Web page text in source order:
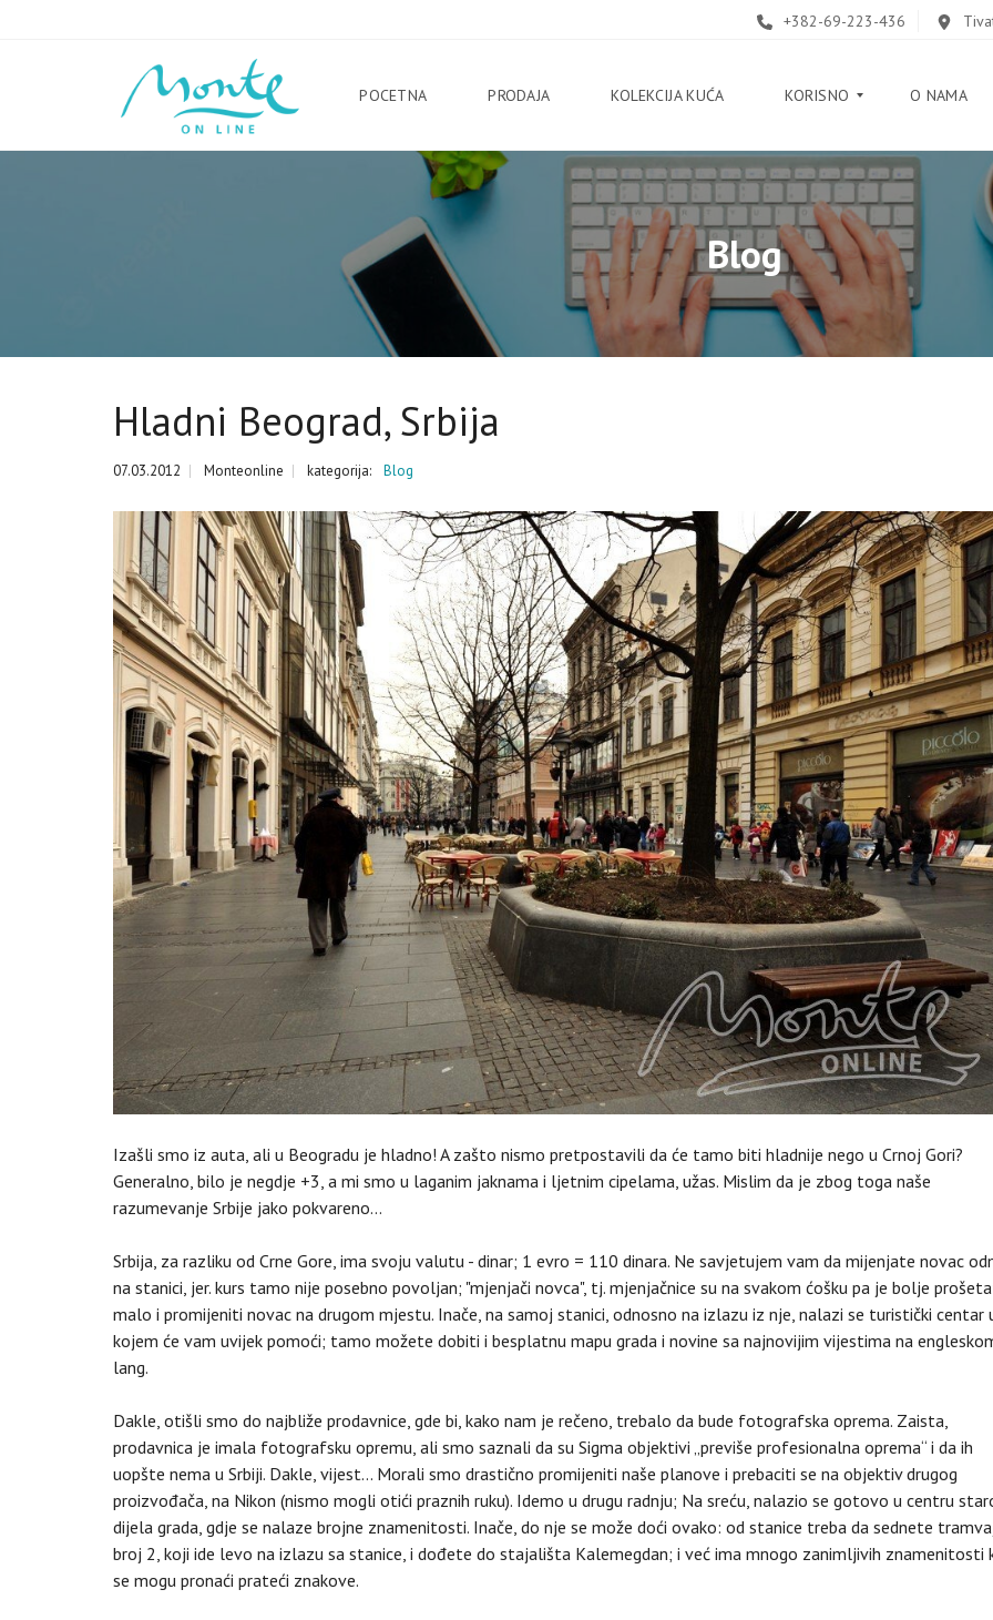
+382-69-223-436
POCETNA PRODAJA KOLEKCIJA KUĆA KORISNO
B
L
O
G
V
O
D
S
N
E
I
N
F
O
R
M
A
C
I
J
E
O NAMA
Blog
Hladni Beograd, Srbija
07.03.2012 Monteonline kategorija: Blog
Izašli smo iz auta, ali u Beogradu je hladno! A zašto nismo pretpostavili da će tamo biti hladnije nego u Crnoj Gori?
Generalno, bilo je negdje +3, a mi smo u laganim jaknama i ljetnim cipelama, užas. Mislim da je zbog toga naše
razumevanje Srbije jako pokvareno...
Srbija, za razliku od Crne Gore, ima svoju valutu - dinar; 1 evro = 110 dinara. Ne savjetujem vam da mijenjate novac
na stanici, jer. kurs tamo nije posebno povoljan; "mjenjači novca", tj. mjenjačnice su na svakom ćošku pa je bolje
malo i promijeniti novac na drugom mjestu. Inače, na samoj stanici, odnosno na izlazu iz nje, nalazi se turistički centar
kojem će vam uvijek pomoći; tamo možete dobiti i besplatnu mapu grada i novine sa najnovijim vijestima na
lang.
Dakle, otišli smo do najbliže prodavnice, gde bi, kako nam je rečeno, trebalo da bude fotografska oprema. Zaista,
prodavnica je imala fotografsku opremu, ali smo saznali da su Sigma objektivi „previše profesionalna oprema“ i da ih
uopšte nema u Srbiji. Dakle, vijest... Morali smo drastično promijeniti naše planove i prebaciti se na objektiv drugog
proizvođača, na Nikon (nismo mogli otići praznih ruku). Idemo u drugu radnju; Na sreću, nalazio se gotovo u centru
dijela grada, gdje se nalaze brojne znamenitosti. Inače, do nje se može doći ovako: od stanice treba da sednete
broj 2, koji ide levo na izlazu sa stanice, i dođete do stajališta Kalemegdan; i već ima mnogo zanimljivih znamenitosti
se mogu pronaći prateći znakove.